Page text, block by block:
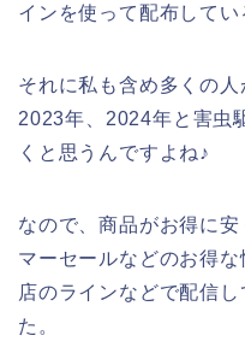
インを使って配布してい
それに私も含め多くの
2023年、2024年と害虫
くと思うんですよね♪
なので、商品がお得に
マーセールなどのお得
店のラインなどで配信
た。